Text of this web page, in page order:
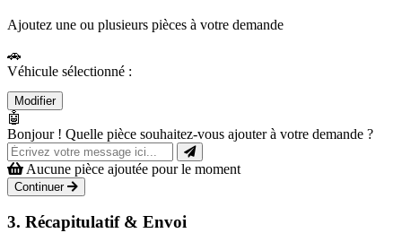
Ajoutez une ou plusieurs pièces à votre demande
🚗
Véhicule sélectionné :
Modifier
🤖
Bonjour ! Quelle pièce souhaitez-vous ajouter à votre demande ?
Aucune pièce ajoutée pour le moment
Continuer
3. Récapitulatif & Envoi